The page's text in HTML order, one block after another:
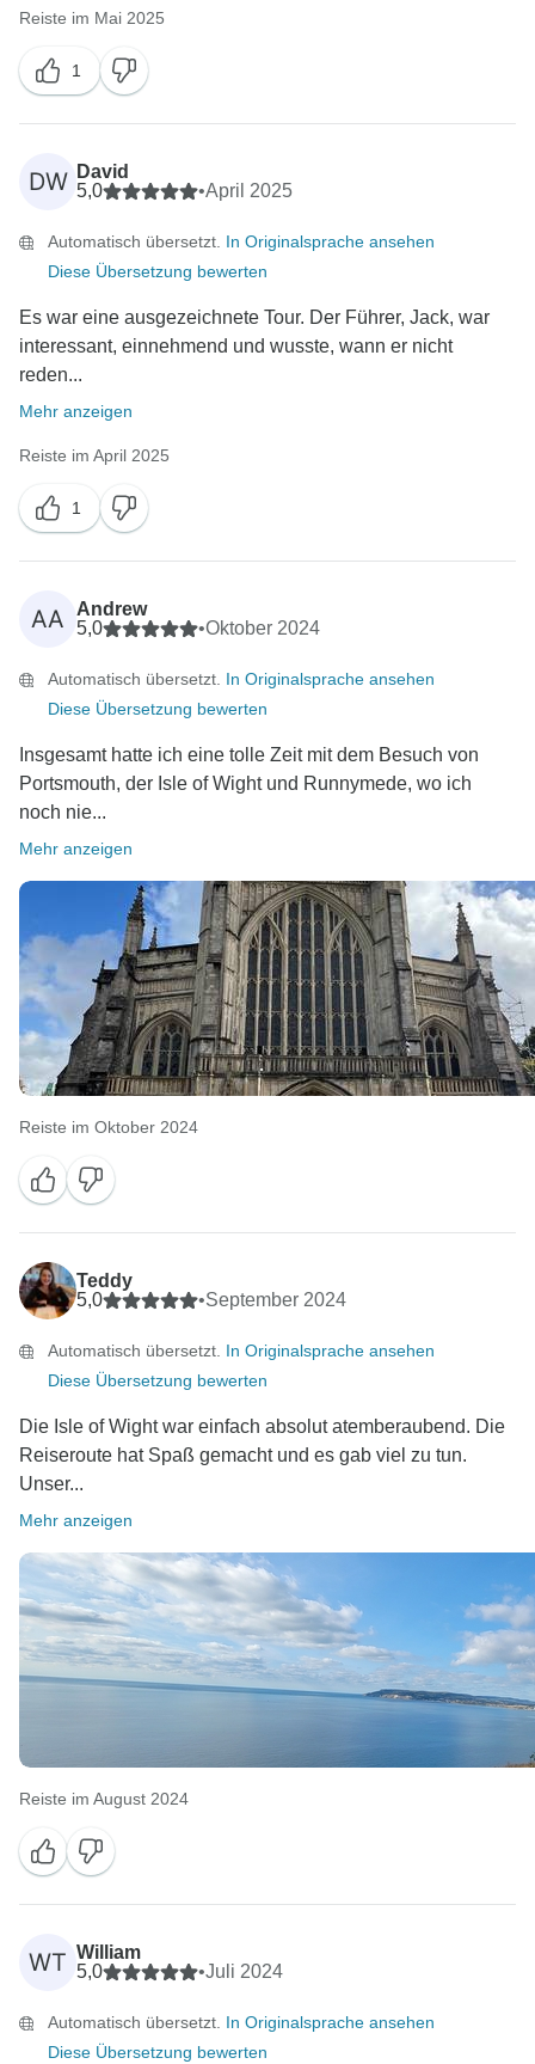
Reiste im Mai 2025
1
DW
David
5,0
•April 2025
Automatisch übersetzt. In Originalsprache ansehen
Diese Übersetzung bewerten
Es war eine ausgezeichnete Tour. Der Führer, Jack, war
interessant, einnehmend und wusste, wann er nicht
reden...
Mehr anzeigen
Reiste im April 2025
1
AA
Andrew
5,0
•Oktober 2024
Automatisch übersetzt. In Originalsprache ansehen
Diese Übersetzung bewerten
Insgesamt hatte ich eine tolle Zeit mit dem Besuch von
Portsmouth, der Isle of Wight und Runnymede, wo ich
noch nie...
Mehr anzeigen
Reiste im Oktober 2024
Teddy
5,0
•September 2024
Automatisch übersetzt. In Originalsprache ansehen
Diese Übersetzung bewerten
Die Isle of Wight war einfach absolut atemberaubend. Die
Reiseroute hat Spaß gemacht und es gab viel zu tun.
Unser...
Mehr anzeigen
Reiste im August 2024
WT William
5,0
•Juli 2024
Automatisch übersetzt. In Originalsprache ansehen
Diese Übersetzung bewerten